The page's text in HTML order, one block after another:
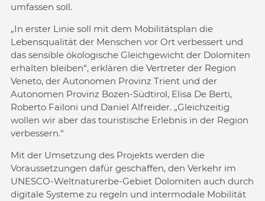
umfassen soll.
„In erster Linie soll mit dem Mobilitätsplan die
Lebensqualität der Menschen vor Ort verbessert und
das sensible ökologische Gleichgewicht der Dolomiten
erhalten bleiben“, erklären die Vertreter der Region
Veneto, der Autonomen Provinz Trient und der
Autonomen Provinz Bozen-Südtirol, Elisa De Berti,
Roberto Failoni und Daniel Alfreider. „Gleichzeitig
wollen wir aber das touristische Erlebnis in der Region
verbessern.“
Mit der Umsetzung des Projekts werden die
Voraussetzungen dafür geschaffen, den Verkehr im
UNESCO-Weltnaturerbe-Gebiet Dolomiten auch durch
digitale Systeme zu regeln und intermodale Mobilität